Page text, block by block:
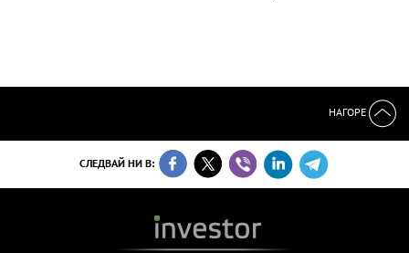
НАГОРЕ
СЛЕДВАЙ НИ В: